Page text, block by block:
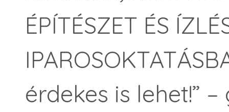
ÉPÍTÉSZET ÉS
érdekes is lehet!”